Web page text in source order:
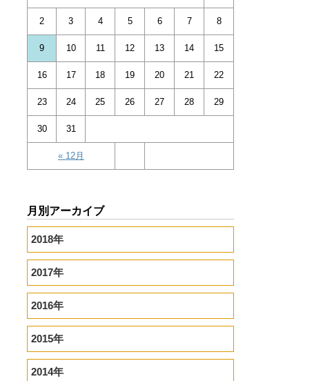
« 12月
2 3 4 5 6 7 8
9 10 11 12 13 14 15
16 17 18 19 20 21 22
23 24 25 26 27 28 29
30 31
月別アーカイブ
2018年
2017年
2016年
2015年
2014年